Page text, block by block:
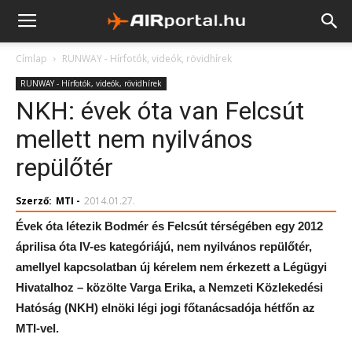
Címlap RUNWAY - Hírfotók, videók, rövidhírek
RUNWAY - Hírfotók, videók, rövidhírek
NKH: évek óta van Felcsút
mellett nem nyilvános
repülőtér
Szerző: MTI - 2014.01.27.
Évek óta létezik Bodmér és Felcsút térségében egy 2012
áprilisa óta IV-es kategóriájú, nem nyilvános repülőtér,
amellyel kapcsolatban új kérelem nem érkezett a Légügyi
Hivatalhoz – közölte Varga Erika, a Nemzeti Közlekedési
Hatóság (NKH) elnöki légi jogi főtanácsadója hétfőn az
MTI-vel.